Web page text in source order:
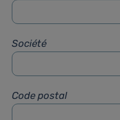
Société
Code postal